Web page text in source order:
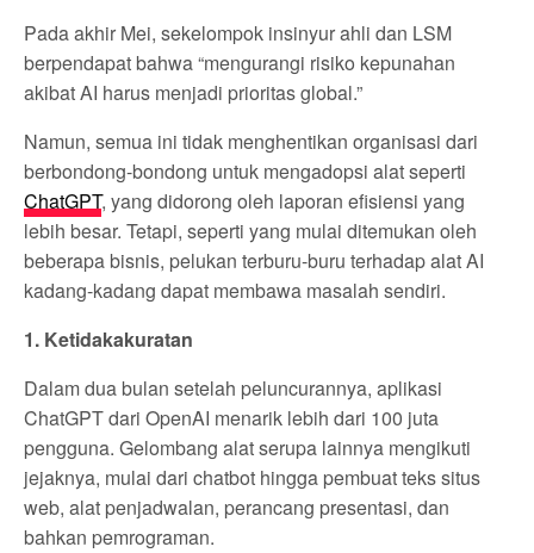
Pada akhir Mei, sekelompok insinyur ahli dan LSM
berpendapat bahwa “mengurangi risiko kepunahan
akibat AI harus menjadi prioritas global.”
Namun, semua ini tidak menghentikan organisasi dari
berbondong-bondong untuk mengadopsi alat seperti
ChatGPT, yang didorong oleh laporan efisiensi yang
lebih besar. Tetapi, seperti yang mulai ditemukan oleh
beberapa bisnis, pelukan terburu-buru terhadap alat AI
kadang-kadang dapat membawa masalah sendiri.
1. Ketidakakuratan
Dalam dua bulan setelah peluncurannya, aplikasi
ChatGPT dari OpenAI menarik lebih dari 100 juta
pengguna. Gelombang alat serupa lainnya mengikuti
jejaknya, mulai dari chatbot hingga pembuat teks situs
web, alat penjadwalan, perancang presentasi, dan
bahkan pemrograman.